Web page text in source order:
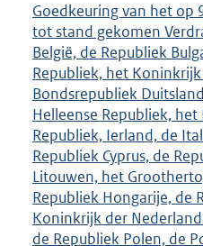
Goedkeuring van het op
tot stand gekomen
België, de Republiek
Republiek, het
Bondsrepubliek
Helleense Republiek,
Republiek, Ierland, de
Republiek Cyprus, de
Litouwen, het
Republiek Hongarije, de
Koninkrijk der
de Republiek Polen, de